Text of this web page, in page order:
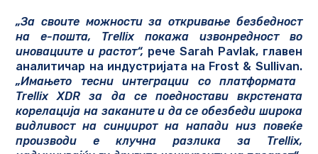
„За своите можности за откривање безбедност
на е-пошта, Trellix покажа извонредност во
иновациите и растот“, рече Sarah Pavlak, главен
аналитичар на индустријата на Frost & Sullivan.
„Имањето тесни интеграции со платформата
Trellix XDR за да се поедностави вкрстената
корелација на заканите и да се обезбеди широка
видливост на синџирот на напади низ повеќе
производи е клучна разлика за Trellix,